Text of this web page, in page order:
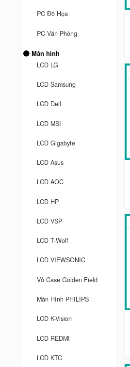
PC Đồ Họa
PC Văn Phòng
Màn hình
LCD LG
LCD Samsung
LCD Dell
LCD MSI
LCD Gigabyte
LCD Asus
LCD AOC
LCD HP
LCD VSP
LCD T-Wolf
LCD VIEWSONIC
Vỏ Case Golden Field
Màn Hình PHILIPS
LCD K-Vision
LCD REDMI
LCD KTC